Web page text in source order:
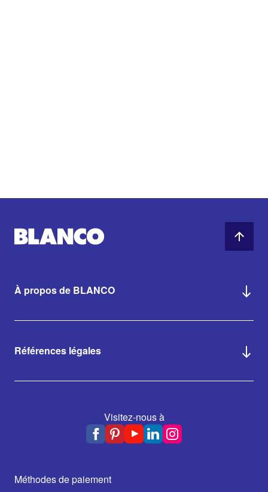
À propos de BLANCO
Références légales
Visitez-nous à
Méthodes de paiement